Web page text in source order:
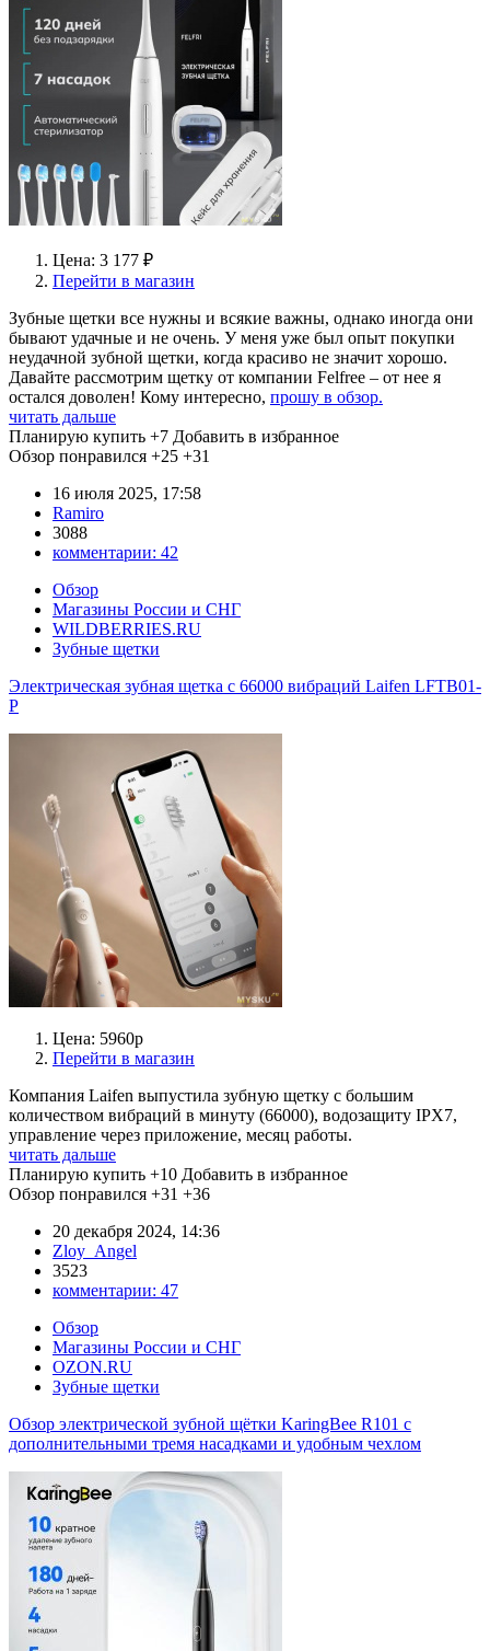
Цена: 3 177 ₽
Перейти в магазин
Зубные щетки все нужны и всякие важны, однако иногда они
бывают удачные и не очень. У меня уже был опыт покупки
неудачной зубной щетки, когда красиво не значит хорошо.
Давайте рассмотрим щетку от компании Felfree – от нее я
остался доволен! Кому интересно, прошу в обзор.
читать дальше
Планирую купить +7 Добавить в избранное
Обзор понравился +25 +31
16 июля 2025, 17:58
Ramiro
3088
комментарии: 42
Обзор
Магазины России и СНГ
WILDBERRIES.RU
Зубные щетки
Электрическая зубная щетка с 66000 вибраций Laifen LFTB01-
P
Цена: 5960р
Перейти в магазин
Компания Laifen выпустила зубную щетку с большим
количеством вибраций в минуту (66000), водозащиту IPX7,
управление через приложение, месяц работы.
читать дальше
Планирую купить +10 Добавить в избранное
Обзор понравился +31 +36
20 декабря 2024, 14:36
Zloy_Angel
3523
комментарии: 47
Обзор
Магазины России и СНГ
OZON.RU
Зубные щетки
Обзор электрической зубной щётки KaringBee R101 с
дополнительными тремя насадками и удобным чехлом